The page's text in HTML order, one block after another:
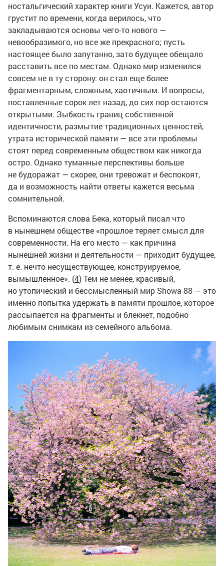
ностальгический характер книги Усуи. Кажется, автор
грустит по времени, когда верилось, что
закладываются основы чего-то нового —
невообразимого, но все же прекрасного; пусть
настоящее было запутанно, зато будущее обещало
расставить все по местам. Однако мир изменился
совсем не в ту сторону: он стал еще более
фрагментарным, сложным, хаотичным. И вопросы,
поставленные сорок лет назад, до сих пор остаются
открытыми. Зыбкость границ собственной
идентичности, размытие традиционных ценностей,
утрата исторической памяти — все эти проблемы
стоят перед современным обществом как никогда
остро. Однако туманные перспективы больше
не будоражат — скорее, они тревожат и беспокоят,
да и возможность найти ответы кажется весьма
сомнительной.
Вспоминаются слова Бека, который писал что
в нынешнем обществе «прошлое теряет смысл для
современности. На его место — как причина
нынешней жизни и деятельности — приходит будущее,
т. е. нечто несуществующее, конструируемое,
вымышленное». (4) Тем не менее, красивый,
но утопический и бессмысленный мир Showa 88 — это
именно попытка удержать в памяти прошлое, которое
рассыпается на фрагменты и блекнет, подобно
любимым снимкам из семейного альбома.